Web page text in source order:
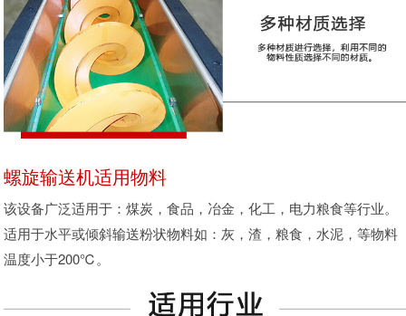
螺旋输送机适用物料
该设备广泛适用于：煤炭，食品，冶金，化工，电力粮食等行业。
适用于水平或倾斜输送粉状物料如：灰，渣，粮食，水泥，等物料
温度小于200℃。